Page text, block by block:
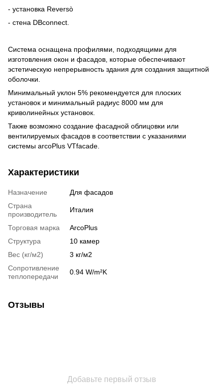
- установка Reversò
- стена DBconnect.
Система оснащена профилями, подходящими для
изготовления окон и фасадов, которые обеспечивают
эстетическую непрерывность здания для создания защитной
оболочки.
Минимальный уклон 5% рекомендуется для плоских
установок и минимальный радиус 8000 мм для
криволинейных установок.
Также возможно создание фасадной облицовки или
вентилируемых фасадов в соответствии с указаниями
системы arcoPlus VTfacade.
Характеристики
Назначение
Для фасадов
Страна
производитель
Италия
Торговая марка
ArcoPlus
Структура
10 камер
Вес (кг/м2)
3 кг/м2
Сопротивление
теплопередачи
0.94 W/m²K
Отзывы
Добавьте первый отзыв